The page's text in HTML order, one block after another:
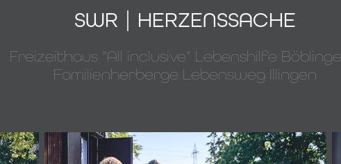
SWR | HERZENSSACHE
Freizeithaus "All inclusive" Lebenshilfe
Familienherberge Lebensweg Illingen